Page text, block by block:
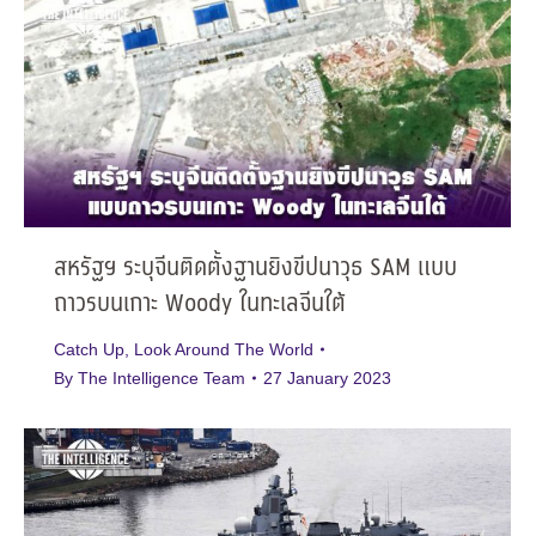
สหรัฐฯ ระบุจีนติดตั้งฐานยิงขีปนาวุธ SAM แบบ
ถาวรบนเกาะ Woody ในทะเลจีนใต้
Catch Up Look Around The World
By The Intelligence Team 27 January 2023